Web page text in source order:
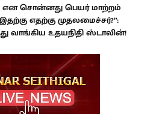
என சொன்னது பெயர் மாற்றம்
எதற்கு முதலமைச்சர்?”:
வாங்கிய உதயநிதி ஸ்டாலின்!